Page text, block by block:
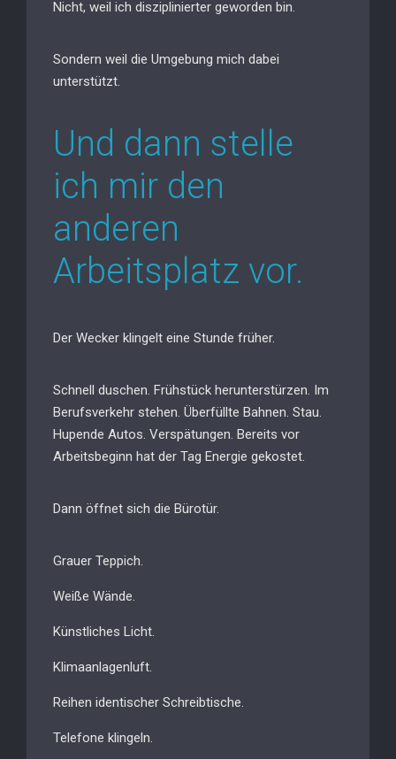
Nicht, weil ich disziplinierter geworden bin.
Sondern weil die Umgebung mich dabei
unterstützt.
Und dann stelle
ich mir den
anderen
Arbeitsplatz vor.
Der Wecker klingelt eine Stunde früher.
Schnell duschen. Frühstück herunterstürzen. Im
Berufsverkehr stehen. Überfüllte Bahnen. Stau.
Hupende Autos. Verspätungen. Bereits vor
Arbeitsbeginn hat der Tag Energie gekostet.
Dann öffnet sich die Bürotür.
Grauer Teppich.
Weiße Wände.
Künstliches Licht.
Klimaanlagenluft.
Reihen identischer Schreibtische.
Telefone klingeln.